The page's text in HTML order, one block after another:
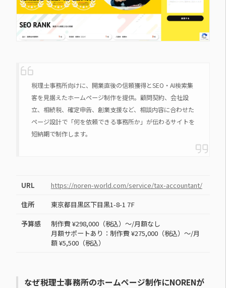
税理士事務所向けに、開業直後の信頼獲得とSEO・AI検索集
客を見据えたホームページ制作を提供。顧問契約、会社設
立、相続税、確定申告、創業支援など、相談内容に合わせた
ページ設計で「何を依頼できる事務所か」が伝わるサイトを
短納期で制作します。
URL
https://noren-world.com/service/tax-accountant/
住所
東京都目黒区下目黒1-8-1 7F
予算感
制作費 ¥298,000（税込）〜/月額なし
月額サポートあり：制作費 ¥275,000（税込）〜/月
額 ¥5,500（税込）
なぜ税理士事務所のホームページ制作にNORENが